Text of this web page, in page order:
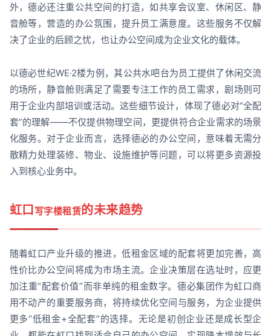
外，德必还注重公共空间的打造，如共享会议室、休闲区、静
音舱等，营造的办公氛围，提升员工满意度。这些服务不仅解
决了企业的后顾之忧，也让办公空间成为企业文化的载体。
以德必世纪WE·2楼为例，其公共水吧台为员工提供了休闲交流
的场所，静音舱则满足了需要专注工作的员工需求，剧场则可
用于企业内部培训或活动。这些细节设计，体现了德必对“全配
套”的理解——不仅提供物理空间，更提供符合企业需求的场景
化服务。对于企业而言，选择德必的办公空间，意味着无需分
散精力处理装修、物业、设施维护等问题，可以将更多资源投
入到核心业务中。
虹口 写字楼租赁的未来趋势
随着虹口产业升级的推进，低租金区域的配套将更加完善，高
性价比办公空间将成为市场主流。企业决策层在选址时，应更
加注重“配套价值”而非单纯的租金数字。德必集团作为虹口商
用不动产的重要服务商，将持续优化空间与服务，为企业提供
更多“低租金+全配套”的选择。无论是初创企业还是成长型企